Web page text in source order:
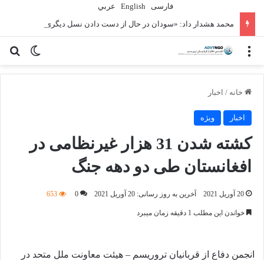
فارسی English
عربي
تغییر منو
خانه / اخبار
اخبار ویژه
کشته شدن 31 هزار غیرنظامی در
افغانستان طی دو دهه جنگ
20 آوریل 2021 آخرین به روز رسانی: 20 آوریل 2021 0
653
خواندن این مطلب 1 دقیقه زمان میبرد
انجمن دفاع از قربانیان تروریسم – هیئت معاونت ملل متحد در